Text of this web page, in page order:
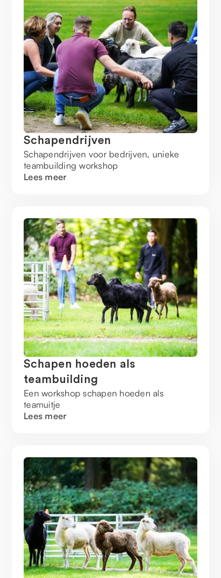
Schapendrijven
Schapendrijven voor bedrijven, unieke
teambuilding workshop
Lees meer
Schapen hoeden als
teambuilding
Een workshop schapen hoeden als
teamuitje
Lees meer